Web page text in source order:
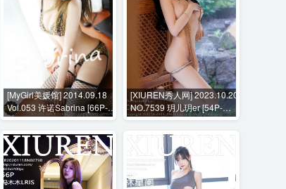
[MyGirl美媛馆] 2014.09.18
Vol.053 许诺Sabrina [66P-
244MB]
[XIUREN秀人网] 2023.10.20
NO.7539 玥儿玥er [54P-
527MB]